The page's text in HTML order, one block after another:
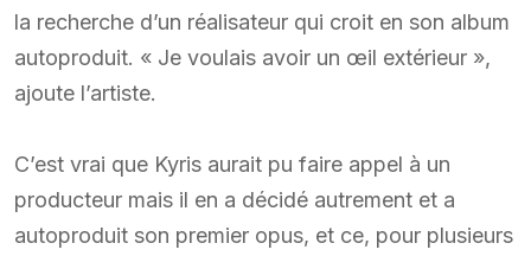
la recherche d’un réalisateur qui croit en son album
autoproduit. « Je voulais avoir un œil extérieur »,
ajoute l’artiste.
C’est vrai que Kyris aurait pu faire appel à un
producteur mais il en a décidé autrement et a
autoproduit son premier opus, et ce, pour plusieurs